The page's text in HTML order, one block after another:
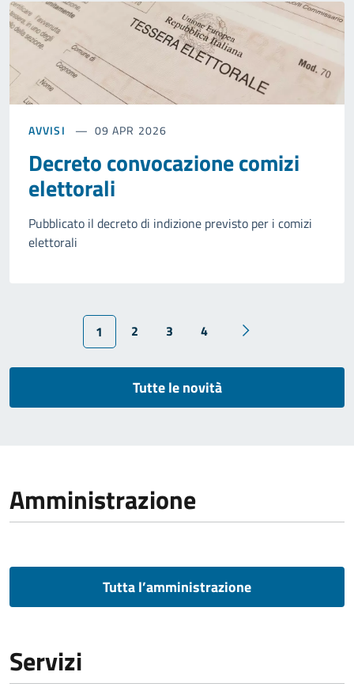
AVVISI 09 APR 2026
Decreto convocazione comizi
elettorali
Pubblicato il decreto di indizione previsto per i comizi
elettorali
1 2 3 4
Tutte le novità
Amministrazione
Tutta l’amministrazione
Servizi